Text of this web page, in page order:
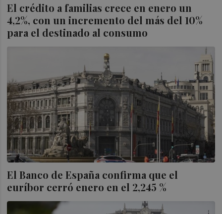
El crédito a familias crece en enero un
4,2%, con un incremento del más del 10%
para el destinado al consumo
El Banco de España confirma que el
euríbor cerró enero en el 2,245 %